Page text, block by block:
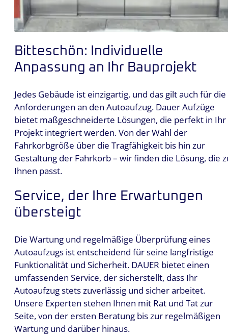
Bitteschön: Individuelle
Anpassung an Ihr Bauprojekt
Jedes Gebäude ist einzigartig, und das gilt auch für die
Anforderungen an den Autoaufzug. Dauer Aufzüge
bietet maßgeschneiderte Lösungen, die perfekt in Ihr
Projekt integriert werden. Von der Wahl der
Fahrkorbgröße über die Tragfähigkeit bis hin zur
Gestaltung der Fahrkorb – wir finden die Lösung, die
Ihnen passt.
Service, der Ihre Erwartungen
übersteigt
Die Wartung und regelmäßige Überprüfung eines
Autoaufzugs ist entscheidend für seine langfristige
Funktionalität und Sicherheit. DAUER bietet einen
umfassenden Service, der sicherstellt, dass Ihr
Autoaufzug stets zuverlässig und sicher arbeitet.
Unsere Experten stehen Ihnen mit Rat und Tat zur
Seite, von der ersten Beratung bis zur regelmäßigen
Wartung und darüber hinaus.